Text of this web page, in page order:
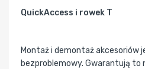
QuickAccess i rowek T
Montaż i demontaż akcesoriów
bezproblemowy. Gwarantują